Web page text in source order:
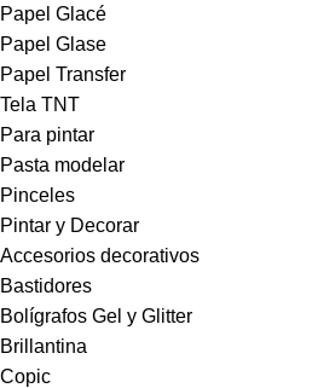
Papel Glacé
Papel Glase
Papel Transfer
Tela TNT
Para pintar
Pasta modelar
Pinceles
Pintar y Decorar
Accesorios decorativos
Bastidores
Bolígrafos Gel y Glitter
Brillantina
Copic